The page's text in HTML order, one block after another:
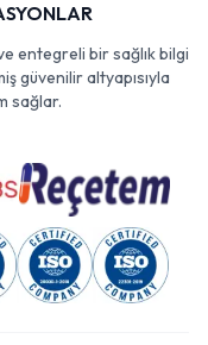
entegreli bir sağlık bilgi
güvenilir altyapısıyla
sağlar.